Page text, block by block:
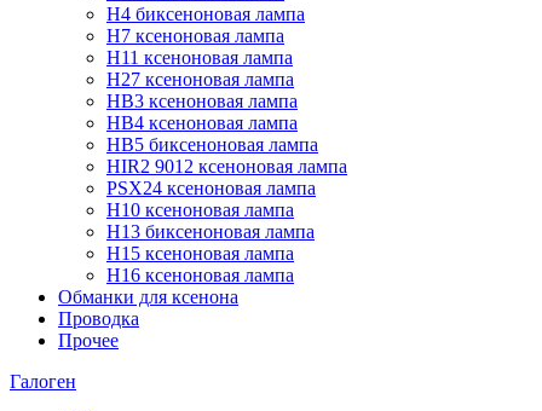
H4 биксеноновая лампа
H7 ксеноновая лампа
H11 ксеноновая лампа
H27 ксеноновая лампа
HB3 ксеноновая лампа
HB4 ксеноновая лампа
HB5 биксеноновая лампа
HIR2 9012 ксеноновая лампа
PSX24 ксеноновая лампа
H10 ксеноновая лампа
H13 биксеноновая лампа
H15 ксеноновая лампа
H16 ксеноновая лампа
Обманки для ксенона
Проводка
Прочее
Галоген